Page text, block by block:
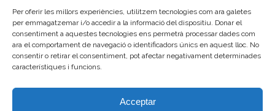
Per oferir les millors experiències, utilitzem tecnologies com ara galetes
per emmagatzemar i/o accedir a la informació del dispositiu. Donar el
consentiment a aquestes tecnologies ens permetrà processar dades com
ara el comportament de navegació o identificadors únics en aquest lloc. No
consentir o retirar el consentiment, pot afectar negativament determinades
característiques i funcions.
Acceptar
C/ Pau Claris 121
08009 Barcelona
93 487 03 01